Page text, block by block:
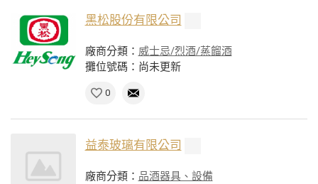
黑松股份有限公司
廠商分類： 威士忌/烈酒/蒸餾酒
攤位號碼：尚未更新
0
益泰玻璃有限公司
廠商分類： 品酒器具、設備